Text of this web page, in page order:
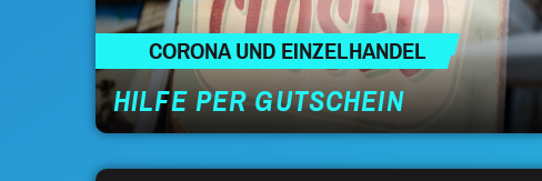
CORONA UND EINZELHANDEL
HILFE PER GUTSCHEIN